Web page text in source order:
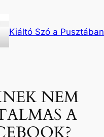
Kiáltó Szó a Pusztában
NEM
A